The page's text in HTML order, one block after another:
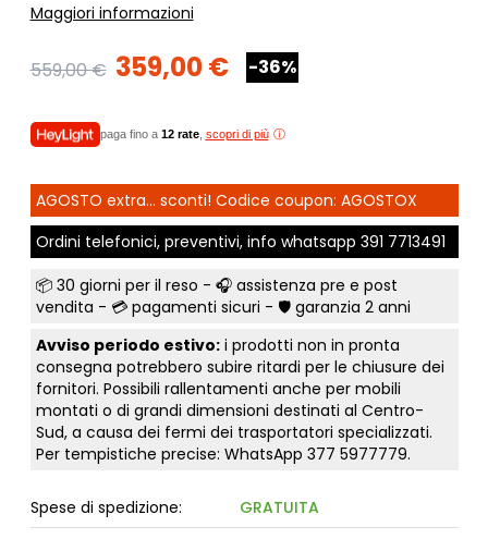
Maggiori informazioni
559,00 € 359,00 € -36%
paga fino a 12 rate, scopri di più
AGOSTO extra... sconti! Codice coupon: AGOSTOX
Ordini telefonici, preventivi, info whatsapp 391 7713491
📦 30 giorni per il reso - 🎧 assistenza pre e post
vendita - 💳 pagamenti sicuri - 🛡️ garanzia 2 anni
Avviso periodo estivo:i prodotti non in pronta
consegna potrebbero subire ritardi per le chiusure dei
fornitori. Possibili rallentamenti anche per mobili
montati o di grandi dimensioni destinati al Centro-
Sud, a causa dei fermi dei trasportatori specializzati.
Per tempistiche precise: WhatsApp 377 5977779.
Spese di spedizione:
GRATUITA